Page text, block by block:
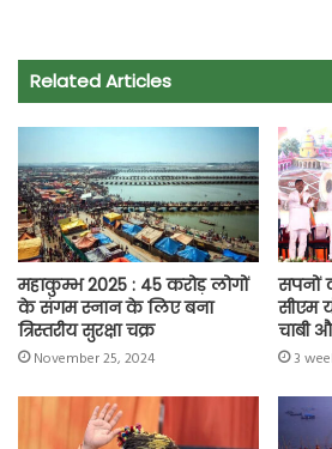
e
b
k
t
s
p
t
t
e
a
m
i
y
n
k
r
Related Articles
महाकुम्भ 2025 : 45 करोड़ लोगों
के संगम स्नान के लिए बना
त्रिस्तरीय सुरक्षा चक्र
November 25, 2024
सपनों
सीएम
चाबी
3